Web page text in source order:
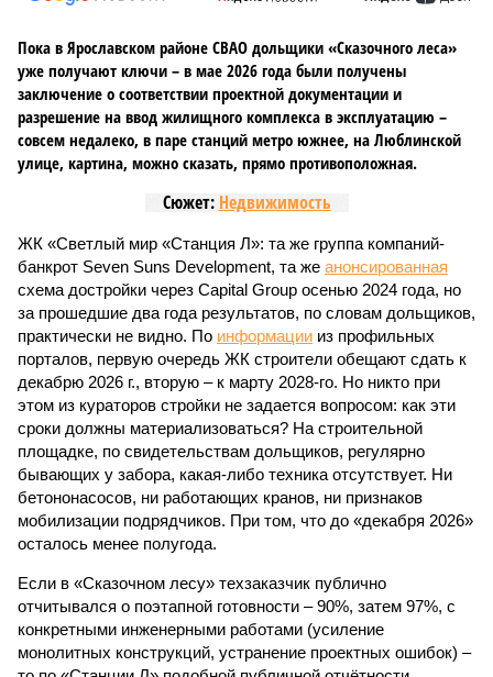
Пока в Ярославском районе СВАО дольщики «Сказочного леса»
уже получают ключи – в мае 2026 года были получены
заключение о соответствии проектной документации и
разрешение на ввод жилищного комплекса в эксплуатацию –
совсем недалеко, в паре станций метро южнее, на Люблинской
улице, картина, можно сказать, прямо противоположная.
Сюжет: Недвижимость
ЖК «Светлый мир «Станция Л»: та же группа компаний-
банкрот Seven Suns Development, та же анонсированная
схема достройки через Capital Group осенью 2024 года, но
за прошедшие два года результатов, по словам дольщиков,
практически не видно. По информации из профильных
порталов, первую очередь ЖК строители обещают сдать к
декабрю 2026 г., вторую – к марту 2028-го. Но никто при
этом из кураторов стройки не задается вопросом: как эти
сроки должны материализоваться? На строительной
площадке, по свидетельствам дольщиков, регулярно
бывающих у забора, какая-либо техника отсутствует. Ни
бетононасосов, ни работающих кранов, ни признаков
мобилизации подрядчиков. При том, что до «декабря 2026»
осталось менее полугода.
Если в «Сказочном лесу» техзаказчик публично
отчитывался о поэтапной готовности – 90%, затем 97%, с
конкретными инженерными работами (усиление
монолитных конструкций, устранение проектных ошибок) –